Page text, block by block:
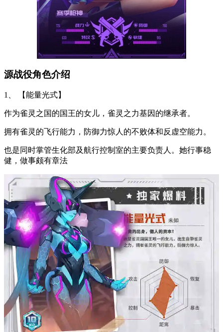
源战役角色介绍
1、 【能量光式】
作为雀灵之国的国王的女儿，雀灵之力基因的继承者。
拥有雀灵的飞行能力，防御力惊人的不败体和反虚空能力。
也是同时掌管生化部及航行控制室的主要负责人。她行事稳
健，做事颇有章法